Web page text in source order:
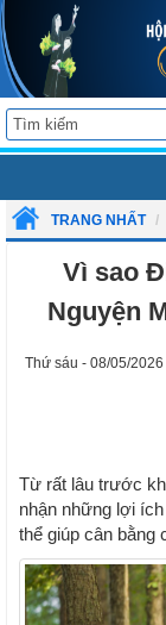
TRANG NHẤT
Vì sao
Nguyện
Thứ sáu - 08/05/
Từ rất lâu trước
nhận những lợi
thể giúp cân bằng